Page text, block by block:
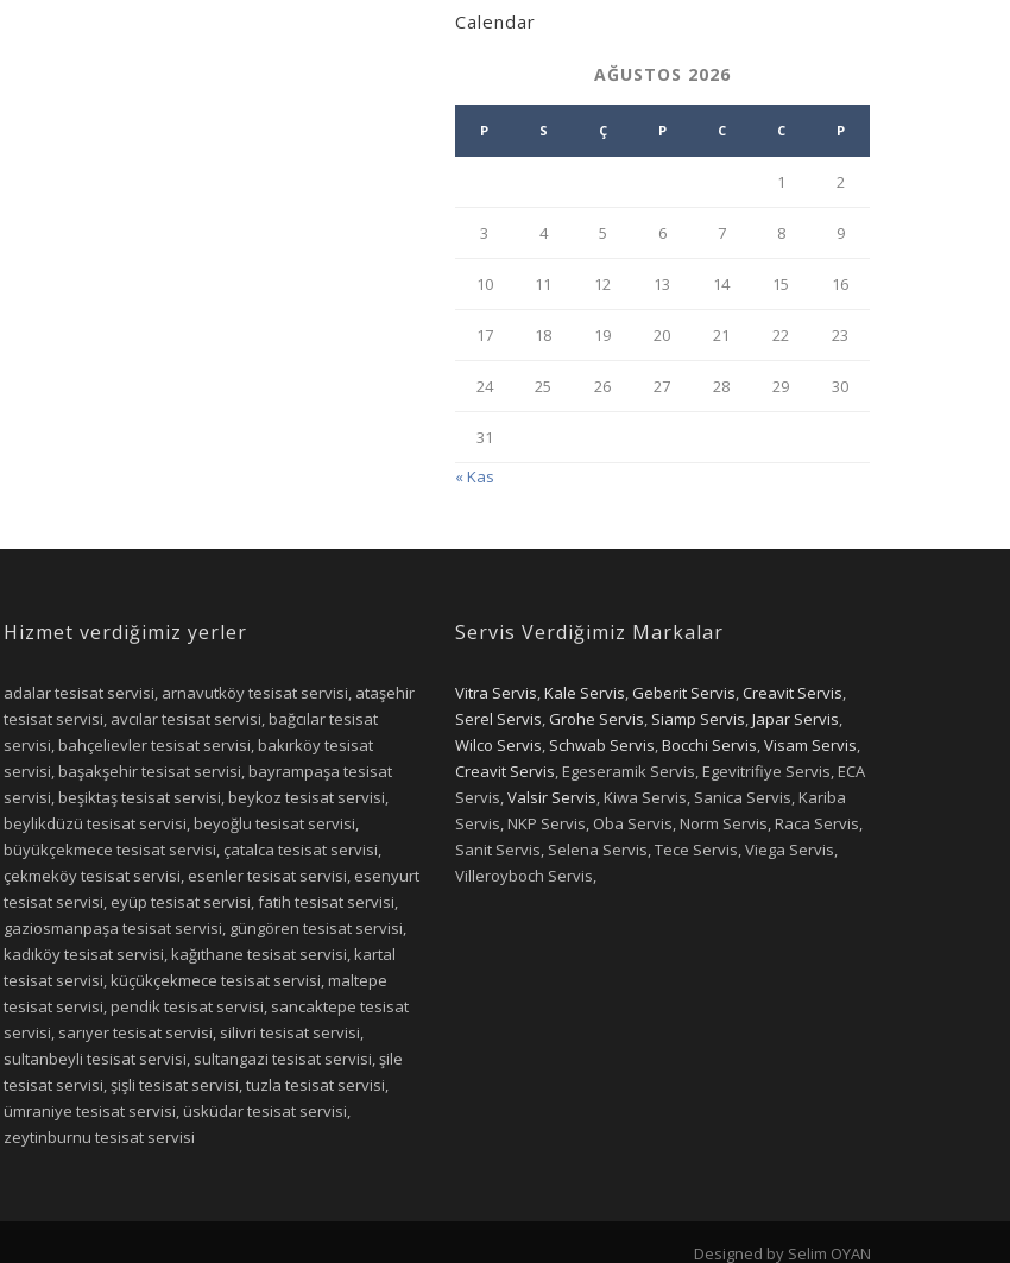
Calendar
AĞUSTOS 2026
P S Ç P C C P
1 2
3 4 5 6 7 8 9
10 11 12 13 14 15 16
17 18 19 20 21 22 23
24 25 26 27 28 29 30
31
« Kas
Hizmet verdiğimiz yerler
adalar tesisat servisi, arnavutköy tesisat servisi, ataşehir
tesisat servisi, avcılar tesisat servisi, bağcılar tesisat
servisi, bahçelievler tesisat servisi, bakırköy tesisat
servisi, başakşehir tesisat servisi, bayrampaşa tesisat
servisi, beşiktaş tesisat servisi, beykoz tesisat servisi,
beylikdüzü tesisat servisi, beyoğlu tesisat servisi,
büyükçekmece tesisat servisi, çatalca tesisat servisi,
çekmeköy tesisat servisi, esenler tesisat servisi, esenyurt
tesisat servisi, eyüp tesisat servisi, fatih tesisat servisi,
gaziosmanpaşa tesisat servisi, güngören tesisat servisi,
kadıköy tesisat servisi, kağıthane tesisat servisi, kartal
tesisat servisi, küçükçekmece tesisat servisi, maltepe
tesisat servisi, pendik tesisat servisi, sancaktepe tesisat
servisi, sarıyer tesisat servisi, silivri tesisat servisi,
sultanbeyli tesisat servisi, sultangazi tesisat servisi, şile
tesisat servisi, şişli tesisat servisi, tuzla tesisat servisi,
ümraniye tesisat servisi, üsküdar tesisat servisi,
zeytinburnu tesisat servisi
Servis Verdiğimiz Markalar
Vitra Servis,Kale Servis, Geberit Servis,Creavit Servis,
Serel Servis, Grohe Servis, Siamp Servis,Japar Servis,
Wilco Servis, Schwab Servis,Bocchi Servis,Visam Servis,
Creavit Servis, Egeseramik Servis, Egevitrifiye Servis, ECA
Servis,Valsir Servis, Kiwa Servis, Sanica Servis, Kariba
Servis, NKP Servis, Oba Servis, Norm Servis, Raca Servis,
Sanit Servis, Selena Servis, Tece Servis, Viega Servis,
Villeroyboch Servis,
Designed by Selim OYAN